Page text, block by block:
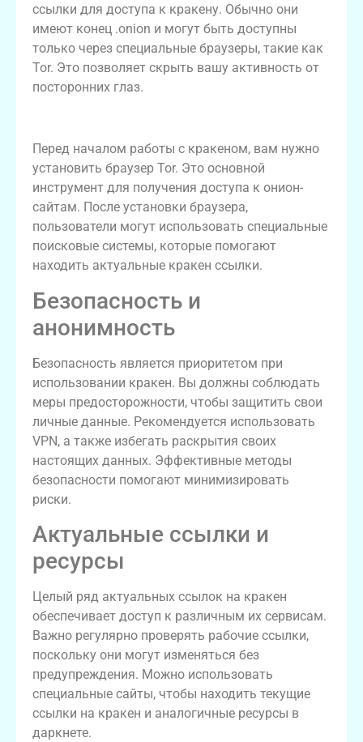
ссылки для доступа к кракену. Обычно они
имеют конец .onion и могут быть доступны
только через специальные браузеры, такие как
Tor. Это позволяет скрыть вашу активность от
посторонних глаз.
Перед началом работы с кракеном, вам нужно
установить браузер Tor. Это основной
инструмент для получения доступа к онион-
сайтам. После установки браузера,
пользователи могут использовать специальные
поисковые системы, которые помогают
находить актуальные кракен ссылки.
Безопасность и
анонимность
Безопасность является приоритетом при
использовании кракен. Вы должны соблюдать
меры предосторожности, чтобы защитить свои
личные данные. Рекомендуется использовать
VPN, а также избегать раскрытия своих
настоящих данных. Эффективные методы
безопасности помогают минимизировать
риски.
Актуальные ссылки и
ресурсы
Целый ряд актуальных ссылок на кракен
обеспечивает доступ к различным их сервисам.
Важно регулярно проверять рабочие ссылки,
поскольку они могут изменяться без
предупреждения. Можно использовать
специальные сайты, чтобы находить текущие
ссылки на кракен и аналогичные ресурсы в
даркнете.